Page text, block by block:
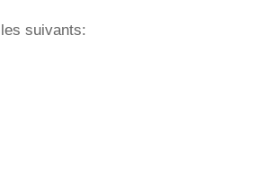
suivants: